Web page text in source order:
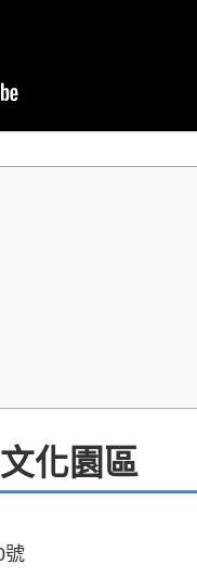
化園區
號